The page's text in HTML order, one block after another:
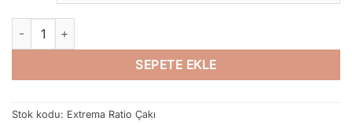
Extrema Ratio Çakı Kamp Çakısı Outdoor Çakı Avcı Çakısı D2
SEPETE EKLE
Stok kodu: Extrema Ratio Çakı